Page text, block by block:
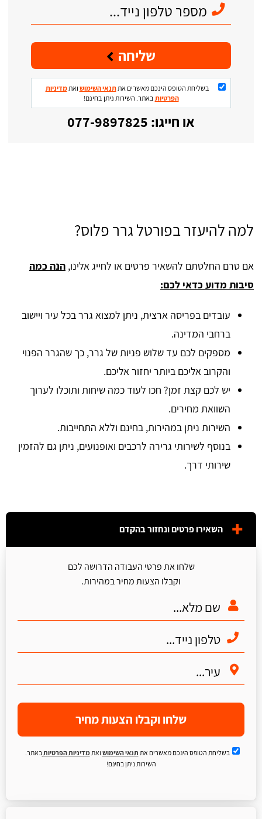
שליחה
בשליחת הטופס הינכם מאשרים אתתנאי השימושואתמדיניות
הפרטיותבאתר. השירות ניתן בחינם!
או חייגו: 077-9897825
למה להיעזר בפורטל גרר פלוס?
אם טרם החלטתם להשאיר פרטים או לחייג אלינו, הנה כמה
סיבות מדוע כדאי לכם:
עובדים בפריסה ארצית, ניתן למצוא גרר בכל עיר ויישוב
ברחבי המדינה.
מספקים לכם עד שלוש פניות של גרר, כך שהגרר הפנוי
והקרוב אליכם ביותר יחזור אליכם.
יש לכם קצת זמן? חכו לעוד כמה שיחות ותוכלו לערוך
השוואת מחירים.
השירות ניתן במהירות, בחינם וללא התחייבות.
בנוסף לשירותי גרירה לרכבים ואופנועים, ניתן גם להזמין
שירותי דרך.
השאירו פרטים ונחזור בהקדם
שלחו את פרטי העבודה הדרושה לכם
וקבלו הצעות מחיר במהירות.
שלחו וקבלו הצעות מחיר
בשליחת הטופס הינכם מאשרים את תנאי השימוש ואתמדיניות הפרטיות באתר.
השירות ניתן בחינם!